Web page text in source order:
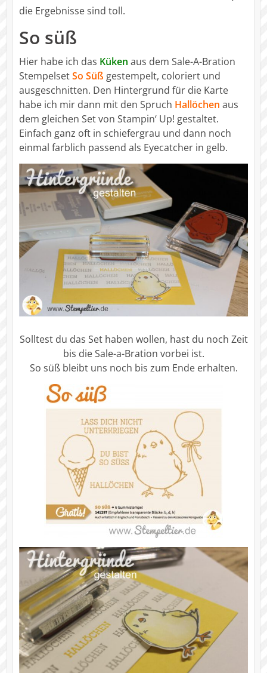
die Ergebnisse sind toll.
So süß
Hier habe ich das Küken aus dem Sale-A-Bration
StempelsetSo Süß gestempelt, coloriert und
ausgeschnitten. Den Hintergrund für die Karte
habe ich mir dann mit den Spruch Hallöchen aus
dem gleichen Set von Stampin‘ Up! gestaltet.
Einfach ganz oft in schiefergrau und dann noch
einmal farblich passend als Eyecatcher in gelb.
Solltest du das Set haben wollen, hast du noch Zeit
bis die Sale-a-Bration vorbei ist.
So süß bleibt uns noch bis zum Ende erhalten.